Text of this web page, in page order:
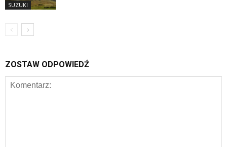
SUZUKI
ZOSTAW ODPOWIEDŹ